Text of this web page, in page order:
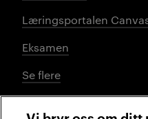
Læringsportalen
Eksamen
Se flere